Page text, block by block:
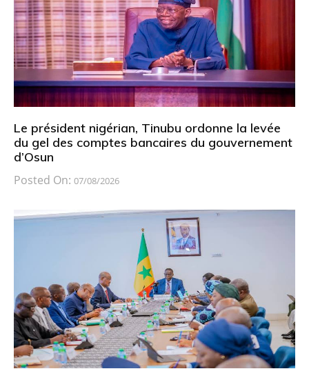
Le président nigérian, Tinubu ordonne la levée
du gel des comptes bancaires du gouvernement
d’Osun
Posted On: 07/08/2026